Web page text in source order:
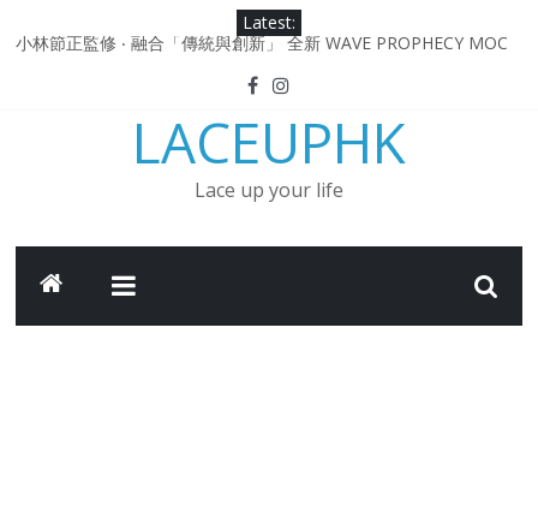
to
Latest:
小林節正監修 ‧ 融合「傳統與創新」 全新 WAVE PROPHECY MOC
Under Armour Curry 12最新簽名鞋升級登場 Curry USA 夢幻配色
延續奧運男籃熱話 同場加映．足踏Curry宇宙．別注版Curry Tour 中
Under Armour Curry 11及 Curry 4 Retro「Championship
Mindset」 保持爭勝之心 爭標路上永不止步
日本東京都創作分部提案 NEW BALANCE / TOKYO DESIGN
LACEUPHK
Lace up your life